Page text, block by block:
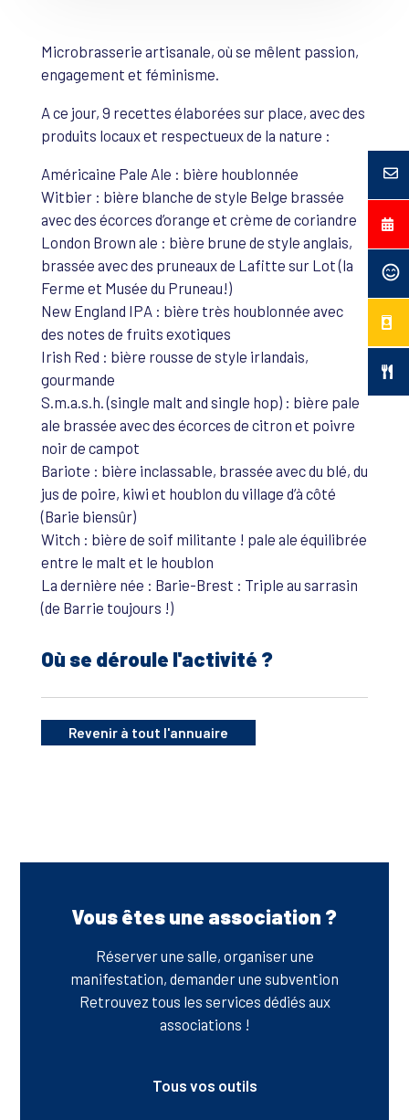
Microbrasserie artisanale, où se mêlent passion,
engagement et féminisme.
A ce jour, 9 recettes élaborées sur place, avec des
produits locaux et respectueux de la nature :
Américaine Pale Ale : bière houblonnée
Witbier : bière blanche de style Belge brassée
avec des écorces d’orange et crème de coriandre
London Brown ale : bière brune de style anglais,
brassée avec des pruneaux de Lafitte sur Lot (la
Ferme et Musée du Pruneau!)
New England IPA : bière très houblonnée avec
des notes de fruits exotiques
Irish Red : bière rousse de style irlandais,
gourmande
S.m.a.s.h. (single malt and single hop) : bière pale
ale brassée avec des écorces de citron et poivre
noir de campot
Bariote : bière inclassable, brassée avec du blé, du
jus de poire, kiwi et houblon du village d’à côté
(Barie biensûr)
Witch : bière de soif militante ! pale ale équilibrée
entre le malt et le houblon
La dernière née : Barie-Brest : Triple au sarrasin
(de Barrie toujours !)
Où se déroule l'activité ?
Revenir à tout l'annuaire
Vous êtes une association ?
Réserver une salle, organiser une
manifestation, demander une subvention
Retrouvez tous les services dédiés aux
associations !
Tous vos outils